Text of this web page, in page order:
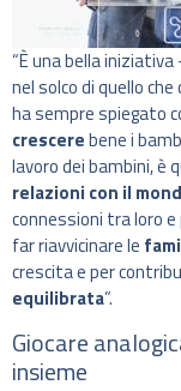
“È una bella
nel solco di quello
ha sempre spiegato
crescerebene i
lavoro dei bambini, è
relazioni con il
connessioni tra loro
far riavvicinare le
crescita e per
equilibrata”.
Giocare
insieme